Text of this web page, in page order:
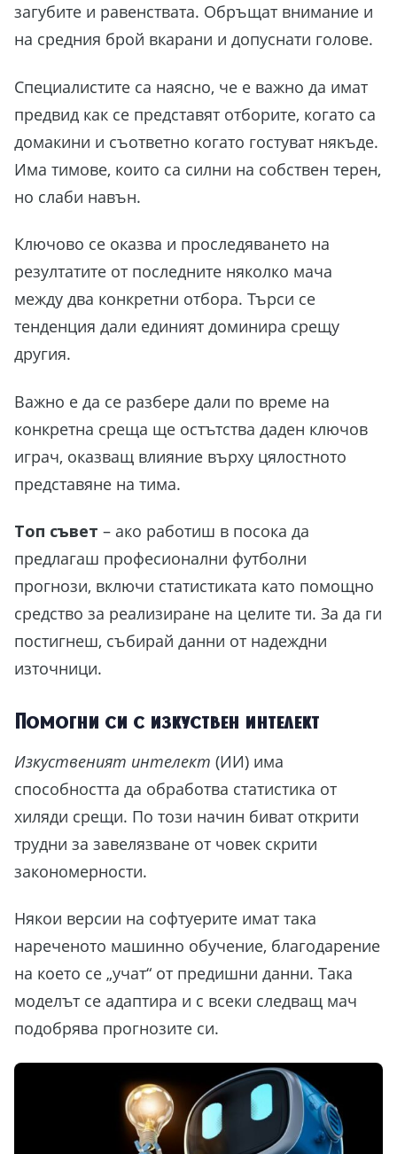
загубите и равенствата. Обръщат внимание и
на средния брой вкарани и допуснати голове.
Специалистите са наясно, че е важно да имат
предвид как се представят отборите, когато са
домакини и съответно когато гостуват някъде.
Има тимове, които са силни на собствен терен,
но слаби навън.
Ключово се оказва и проследяването на
резултатите от последните няколко мача
между два конкретни отбора. Търси се
тенденция дали единият доминира срещу
другия.
Важно е да се разбере дали по време на
конкретна среща ще остътства даден ключов
играч, оказващ влияние върху цялостното
представяне на тима.
Топ съвет – ако работиш в посока да
предлагаш професионални футболни
прогнози, включи статистиката като помощно
средство за реализиране на целите ти. За да ги
постигнеш, събирай данни от надеждни
източници.
Помогни си с изкуствен интелект
Изкуственият интелект (ИИ) има
способността да обработва статистика от
хиляди срещи. По този начин биват открити
трудни за завелязване от човек скрити
закономерности.
Някои версии на софтуерите имат така
нареченото машинно обучение, благодарение
на което се „учат“ от предишни данни. Така
моделът се адаптира и с всеки следващ мач
подобрява прогнозите си.
Вземи още сега!